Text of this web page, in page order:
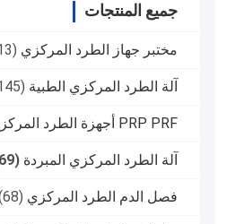
جميع المنتجات
مختبر جهاز الطرد المركزي (113)
آلة الطرد المركزي الطبية (145)
PRP PRF أجهزة الطرد المركزي
آلة الطرد المركزي المبردة (69)
فصل الدم الطرد المركزي (68)